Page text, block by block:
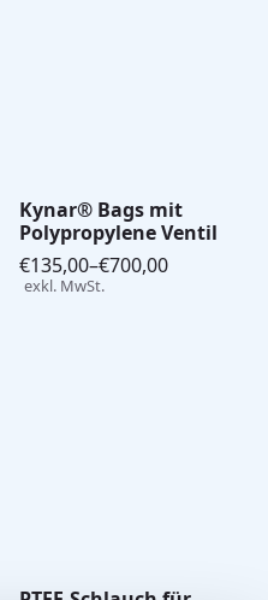
Kynar® Bags mit
Polypropylene Ventil
€135,00–€700,00
Preisspanne:
exkl. MwSt.